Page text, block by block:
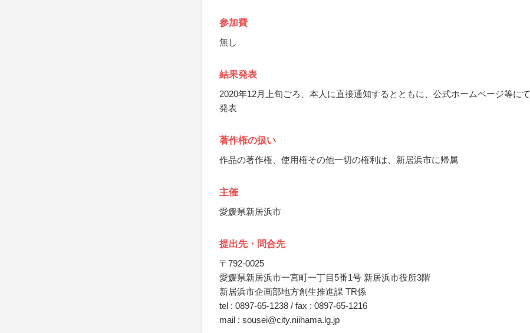
参加費
無し
結果発表
2020年12月上旬ごろ、本人に直接通知するとともに、公式ホームページ等にて
発表
著作権の扱い
作品の著作権、使用権その他一切の権利は、新居浜市に帰属
主催
愛媛県新居浜市
提出先・問合先
〒792-0025
愛媛県新居浜市一宮町一丁目5番1号 新居浜市役所3階
新居浜市企画部地方創生推進課 TR係
tel : 0897-65-1238 / fax : 0897-65-1216
mail : sousei@city.niihama.lg.jp